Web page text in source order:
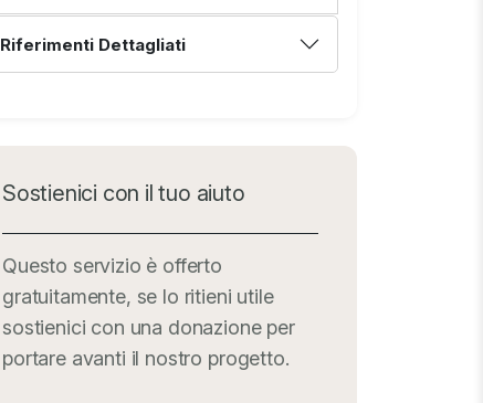
Riferimenti Dettagliati
Sostienici con il tuo aiuto
Questo servizio è offerto
gratuitamente, se lo ritieni utile
sostienici con una donazione per
portare avanti il nostro progetto.